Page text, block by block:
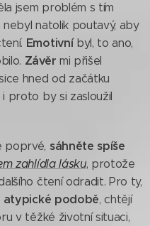
jsem problém s tím
nebyl natolik poutavý, aby
Emotivní byl, to ano,
Závěr mi přišel
hned od začátku
proto by si zasloužil
poprvé, sáhněte spíše
zahlídla lásku, protože
čtení odradit. Pro ty,
atypické podobě, chtějí
v těžké životní situaci,